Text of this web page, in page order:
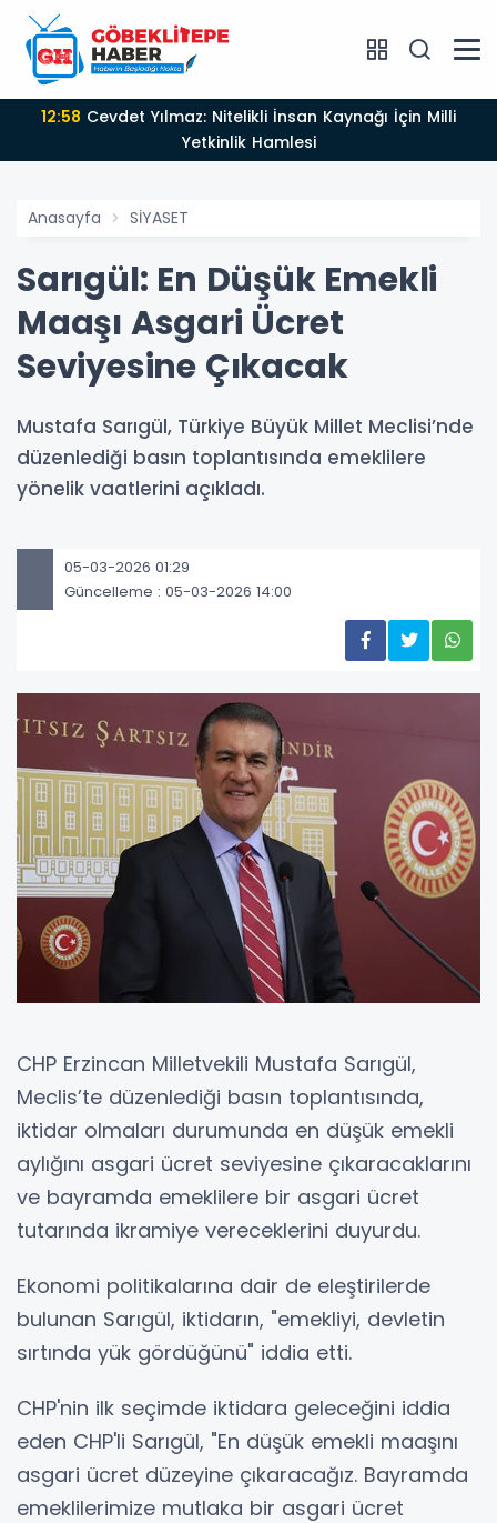
12:58
Yetkinlik Hamlesi
Anasayfa SİYASET
Sarıgül: En Düşük Emekli
Maaşı Asgari Ücret
Seviyesine Çıkacak
Mustafa Sarıgül, Türkiye Büyük Millet Meclisi’nde
düzenlediği basın toplantısında emeklilere
yönelik vaatlerini açıkladı.
05-03-2026 01:29
Güncelleme : 05-03-2026 14:00
CHP Erzincan Milletvekili Mustafa Sarıgül,
Meclis’te düzenlediği basın toplantısında,
iktidar olmaları durumunda en düşük emekli
aylığını asgari ücret seviyesine çıkaracaklarını
ve bayramda emeklilere bir asgari ücret
tutarında ikramiye vereceklerini duyurdu.
Ekonomi politikalarına dair de eleştirilerde
bulunan Sarıgül, iktidarın, "emekliyi, devletin
sırtında yük gördüğünü" iddia etti.
CHP'nin ilk seçimde iktidara geleceğini iddia
eden CHP'li Sarıgül, "En düşük emekli maaşını
asgari ücret düzeyine çıkaracağız. Bayramda
emeklilerimize mutlaka bir asgari ücret